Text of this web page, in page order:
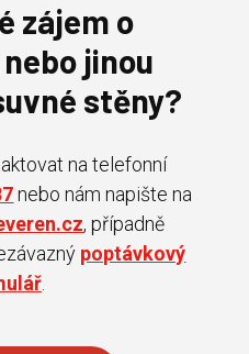
zájem o
jinou
stěny?
na telefonní
nebo nám napište na
, případně
poptávkový
.